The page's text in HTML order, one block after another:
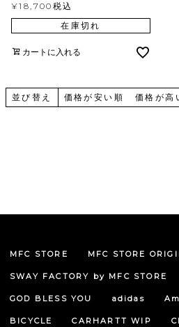
¥18,700 税込
在庫切れ
カートに入れる
並び替え 価格が安い順 価格が高
MFC STORE MFC STORE
SWAY FACTORY by MFC STORE
GOD BLESS YOU adidas
BICYCLE CARHARTT WIP